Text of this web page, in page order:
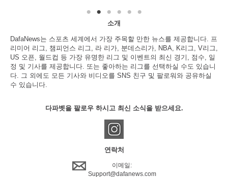
소개
DafaNews는 스포츠 세계에서 가장 주목할 만한 뉴스를 제공합니다. 프
리미어 리그, 챔피언스 리그, 라 리가, 분데스리가, NBA, K리그, V리그,
US 오픈, 월드컵 등 가장 유명한 리그 및 이벤트의 최신 경기, 점수, 일
정 및 기사를 제공합니다. 또는 좋아하는 리그를 선택하실 수도 있습니
다. 그 외에도 모든 기사와 비디오를 SNS 친구 및 팔로워와 공유하실
수 있습니다.
다파벳을 팔로우 하시고 최신 소식을 받으세요.
연락처
이메일:
Support@dafanews.com